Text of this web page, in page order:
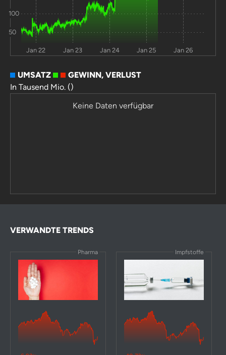
Biosciences Inc
-35
50
100
Jan 22 Jan 23 Jan 24 Jan 25 Jan 26
UMSATZ
GEWINN, VERLUST
In Tausend Mio. ()
Keine Daten verfügbar
VERWANDTE TRENDS
Pharma Impfstoffe